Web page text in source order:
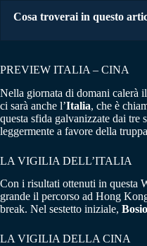
Cosa troverai in questo
PREVIEW ITALIA – CINA
Nella giornata di domani calerà
ci sarà anche l’Italia, che è
questa sfida galvanizzate dai
leggermente a favore della
LA VIGILIA DELL’ITALIA
Con i risultati ottenuti in questa
grande il percorso ad Hong
break. Nel sestetto iniziale, Bosio
LA VIGILIA DELLA CINA